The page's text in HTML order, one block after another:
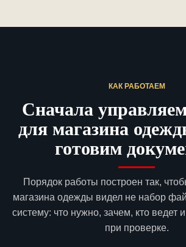
КАК РАБОТАЕМ
Сначала
для магазина
готовим
Порядок работы построен так,
магазина одежды видел не набор
систему: что нужно, зачем, кто ведет
при проверке.